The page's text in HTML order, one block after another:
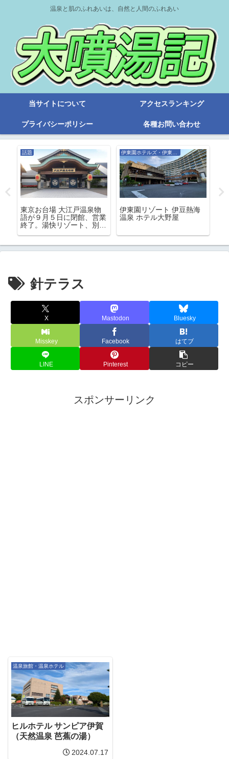
温泉と肌のふれあいは、自然と人間のふれあい
当サイトについて アクセスランキング
プライバシーポリシー 各種お問い合わせ
話題
東京お台場 大江戸温泉物
語が９月５日に閉館、営業
終了。湯快リゾート、別府
伊東園リゾート 伊豆熱海
温泉 ホテル大野屋
針テラス
X Mastodon Bluesky
Misskey Facebook はてブ
LINE Pinterest コピー
スポンサーリンク
温泉旅館・温泉ホテル
ヒルホテル サンピア伊賀
（天然温泉 芭蕉の湯）
2024.07.17